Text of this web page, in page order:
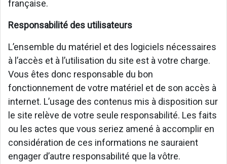
française.
Responsabilité des utilisateurs
L’ensemble du matériel et des logiciels nécessaires
à l’accès et à l’utilisation du site est à votre charge.
Vous êtes donc responsable du bon
fonctionnement de votre matériel et de son accès à
internet. L’usage des contenus mis à disposition sur
le site relève de votre seule responsabilité. Les faits
ou les actes que vous seriez amené à accomplir en
considération de ces informations ne sauraient
engager d’autre responsabilité que la vôtre.